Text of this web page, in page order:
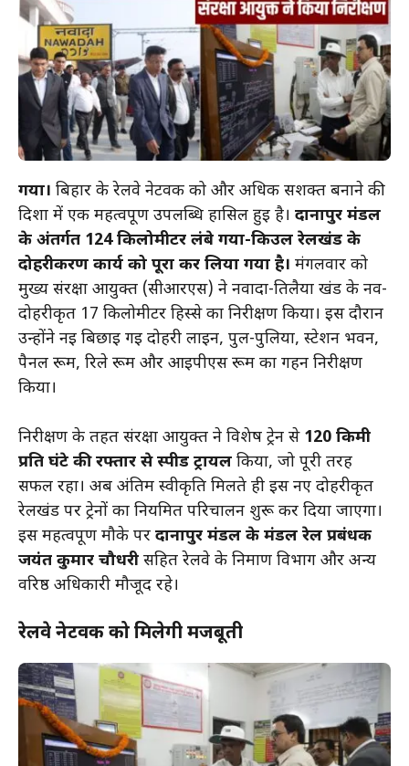
गया। बिहार के रेलवे नेटवर्क को और अधिक सशक्त बनाने की
दिशा में एक महत्वपूर्ण उपलब्धि हासिल हुई है। दानापुर मंडल
के अंतर्गत 124 किलोमीटर लंबे गया-किउल रेलखंड के
दोहरीकरण कार्य को पूरा कर लिया गया है। मंगलवार को
मुख्य संरक्षा आयुक्त (सीआरएस) ने नवादा-तिलैया खंड के नव-
दोहरीकृत 17 किलोमीटर हिस्से का निरीक्षण किया। इस दौरान
उन्होंने नई बिछाई गई दोहरी लाइन, पुल-पुलिया, स्टेशन भवन,
पैनल रूम, रिले रूम और आईपीएस रूम का गहन निरीक्षण
किया।
निरीक्षण के तहत संरक्षा आयुक्त ने विशेष ट्रेन से 120 किमी
प्रति घंटे की रफ्तार से स्पीड ट्रायल किया, जो पूरी तरह
सफल रहा। अब अंतिम स्वीकृति मिलते ही इस नए दोहरीकृत
रेलखंड पर ट्रेनों का नियमित परिचालन शुरू कर दिया जाएगा।
इस महत्वपूर्ण मौके पर दानापुर मंडल के मंडल रेल प्रबंधक
जयंत कुमार चौधरी सहित रेलवे के निर्माण विभाग और अन्य
वरिष्ठ अधिकारी मौजूद रहे।
रेलवे नेटवर्क को मिलेगी मजबूती